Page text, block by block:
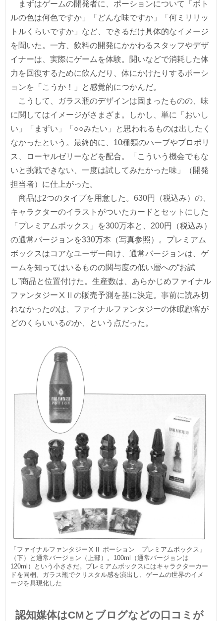
まずはゲームの開発者に、ポーションについて「ボト
ルの色は何色ですか」「どんな味ですか」「何ミリリッ
トルくらいですか」など、できるだけ具体的なイメージ
を聞いた。一方、飲料の開発にかかわるスタッフやデザ
イナーは、実際にゲームを体験。闘いなどで消耗した体
力を回復するために飲んだり、体にかけたりするポーシ
ョンを「こうか！」と感覚的につかんだ。
こうして、ガラス瓶のデザインは固まったものの、味
に関してはイメージがさまざま。しかし、単に「おいし
い」「まずい」「○○みたい」と思われるものは出したく
なかったという。最終的に、10種類のハーブやプロポリ
ス、ローヤルゼリーなどを配合。「こういう機会でもな
いと挑戦できない、一度は試してみたかった味」（開発
担当者）に仕上がった。
商品は2つのタイプを用意した。630円（税込み）の、
キャラクターのイラストがついたカードとセットにした
「プレミアムボックス」を300万本と、200円（税込み）
の通常バージョンを330万本（写真参照）。プレミアム
ボックスはコアなユーザー向け、通常バージョンは、ゲ
ームを知ってはいるものの関与度の低い層への“お試
し”商品と位置付けた。生産数は、あらかじめファイナル
ファンタジーⅩⅡの販売予測を基に決定。事前に読み切
れなかったのは、ファイナルファンタジーの休眠顧客が
どのくらいいるのか、という点だった。
「ファイナルファンタジーⅩⅡ ポーション プレミアムボックス」
（下）と通常バージョン（上部）。100ml（通常バージョンは
120ml）という小ささだ。プレミアムボックスにはキャラクターカー
ドを同梱。ガラス瓶でクリスタル感を演出し、ゲームの世界のイメ
ージを具現化した
認知媒体はCMとブログなどの口コミが